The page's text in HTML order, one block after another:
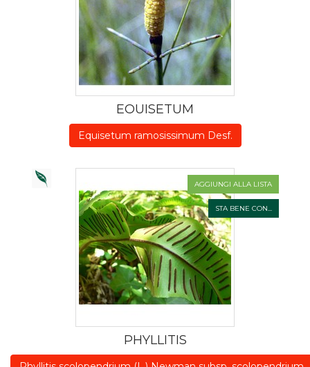
EQUISETUM
Equisetum ramosissimum Desf.
AGGIUNGI ALLA LISTA
STA BENE CON...
PHYLLITIS